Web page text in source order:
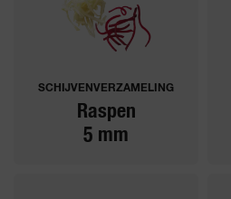
SCHIJVENVERZAMELING
Raspen
5 mm